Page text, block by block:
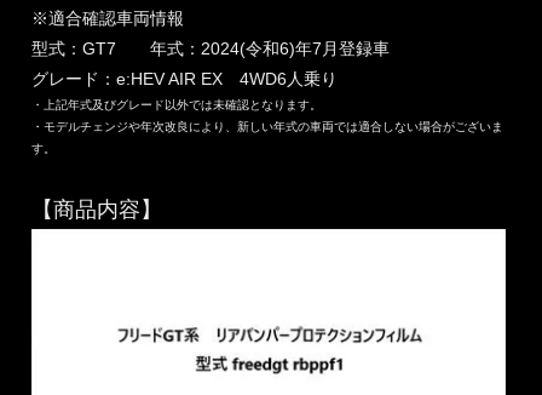
※適合確認車両情報
型式：GT7 年式：2024(令和6)年7月登録車
グレード：e:HEV AIR EX 4WD6人乗り
・上記年式及びグレード以外では未確認となります。
・モデルチェンジや年次改良により、新しい年式の車両では適合しない場合がございま
す。
【商品内容】